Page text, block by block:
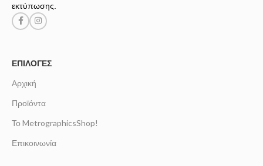
εκτύπωσης.
ΕΠΙΛΟΓΈΣ
Αρχική
Προϊόντα
Το MetrographicsShop!
Επικοινωνία